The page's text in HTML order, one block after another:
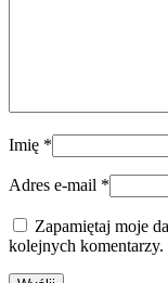
Imię *
Adres e-mail *
Zapamiętaj moje
kolejnych komentarzy.